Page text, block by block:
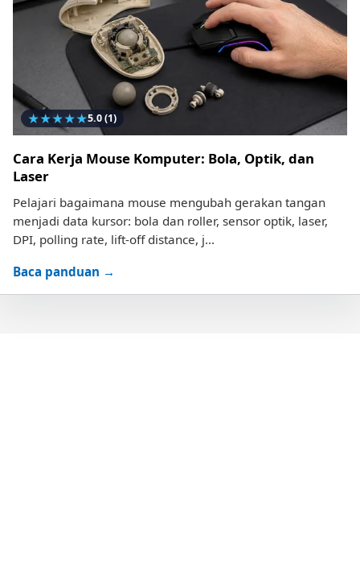
★★★★★5.0(1)
Cara Kerja Mouse Komputer: Bola, Optik, dan
Laser
Pelajari bagaimana mouse mengubah gerakan tangan
menjadi data kursor: bola dan roller, sensor optik, laser,
DPI, polling rate, lift-off distance, j...
Baca panduan →